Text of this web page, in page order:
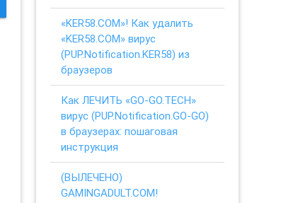
«KER58.COM»! Как удалить
«KER58.COM» вирус
(PUP.Notification.KER58) из
браузеров
Как ЛЕЧИТЬ «GO-GO.TECH»
вирус (PUP.Notification.GO-GO)
в браузерах: пошаговая
инструкция
(ВЫЛЕЧЕНО)
GAMINGADULT.COM!